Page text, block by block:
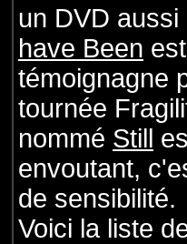
un DVD
have Been
témoignagne
tournée
nommé Still
envoutant,
de sensibilité.
Voici la liste